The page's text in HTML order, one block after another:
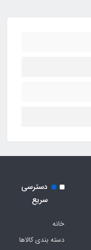
دسترسی
سریع
خانه
دسته بندی کالاها